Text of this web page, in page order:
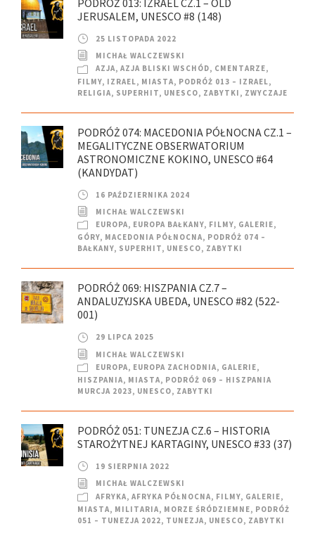
JERUSALEM, UNESCO #8 (148)
25 LISTOPADA 2022
MICHAŁ WALCZEWSKI
AZJA, AZJA BLISKI WSCHÓD, CMENTARZE,
FILMY, IZRAEL, MIASTA, PODRÓŻ 013 – IZRAEL,
RELIGIA, SUPERHIT, UNESCO, ZABYTKI , ZWYCZAJE
PODRÓŻ 074: MACEDONIA PÓŁNOCNA CZ.1 –
MEGALITYCZNE OBSERWATORIUM
ASTRONOMICZNE KOKINO, UNESCO #64
(KANDYDAT)
16 PAŹDZIERNIKA 2024
MICHAŁ WALCZEWSKI
EUROPA, EUROPA BAŁKANY, FILMY, GALERIE,
GÓRY, MACEDONIA PÓŁNOCNA, PODRÓŻ 074 –
BAŁKANY, SUPERHIT, UNESCO, ZABYTKI
PODRÓŻ 069: HISZPANIA CZ.7 –
ANDALUZYJSKA UBEDA, UNESCO #82 (522-
001)
29 LIPCA 2025
MICHAŁ WALCZEWSKI
EUROPA, EUROPA ZACHODNIA, GALERIE,
HISZPANIA, MIASTA, PODRÓŻ 069 – HISZPANIA
MURCJA 2023, UNESCO, ZABYTKI
PODRÓŻ 051: TUNEZJA CZ.6 – HISTORIA
STAROŻYTNEJ KARTAGINY, UNESCO #33 (37)
19 SIERPNIA 2022
MICHAŁ WALCZEWSKI
AFRYKA, AFRYKA PÓŁNOCNA, FILMY, GALERIE,
MIASTA, MILITARIA, MORZE ŚRÓDZIEMNE, PODRÓŻ
051 – TUNEZJA 2022, TUNEZJA, UNESCO, ZABYTKI